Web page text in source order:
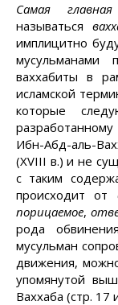
Самая
называться
имплицитно
ваххабиты в
исламской
которые
Ибн-Абд-аль-
(XVIII в.) и не
с таким
происходит от
порицаемое,
рода
мусульман
движения,
упомянутой
Ваххаба (стр. 17